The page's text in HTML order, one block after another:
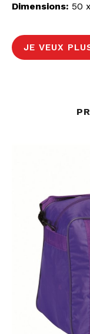
Dimensions: 50
JE VEUX